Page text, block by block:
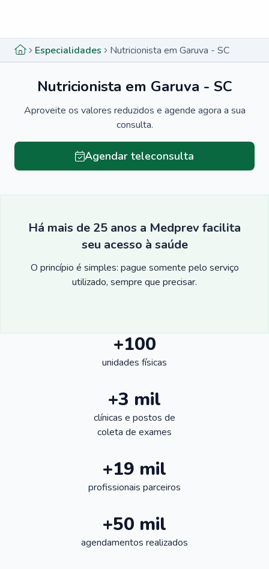
Especialidades Nutricionista em Garuva - SC
Nutricionista em Garuva - SC
Aproveite os valores reduzidos e agende agora a sua
consulta.
Agendar teleconsulta
Há mais de 25 anos a Medprev facilita
seu acesso à saúde
O princípio é simples: pague somente pelo serviço
utilizado, sempre que precisar.
+100
unidades físicas
+3 mil
clínicas e postos de
coleta de exames
+19 mil
profissionais parceiros
+50 mil
agendamentos realizados